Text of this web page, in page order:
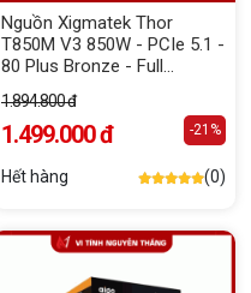
Nguồn Xigmatek Thor
T850M V3 850W - PCIe 5.1 -
80 Plus Bronze - Full
1.894.800 đ
1.499.000 đ -21%
Hết hàng (0)